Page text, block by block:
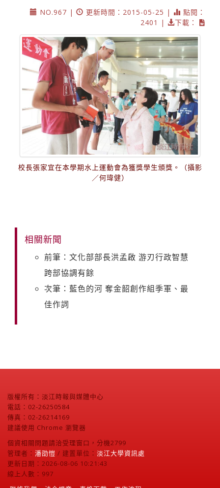
NO.967 |
更新時間：2015-05-25 |
點閱：
2401 |
下載：
校長張家宜在本學期水上運動會為獲獎學生頒獎。（攝影
／何瑋健）
相關新聞
前筆：文化部部長洪孟啟 游刃行政智慧
跨部協調有餘
次筆：藍色的河 奪金韶創作組季軍、最
佳作詞
版權所有：淡江時報與媒體中心
電話：02-26250584
傳真：02-26214169
建議使用 Chrome 瀏覽器
個資相關問題請洽受理窗口，分機2799
管理者： 潘劭愷 / 建置單位： 淡江大學資訊處
更新日期：2026-08-06 10:21:43
線上人數：997